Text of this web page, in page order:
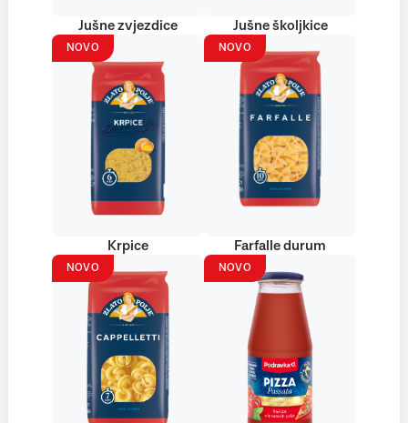
Jušne zvjezdice Jušne školjkice
NOVO
Krpice
NOVO
Farfalle durum
NOVO NOVO